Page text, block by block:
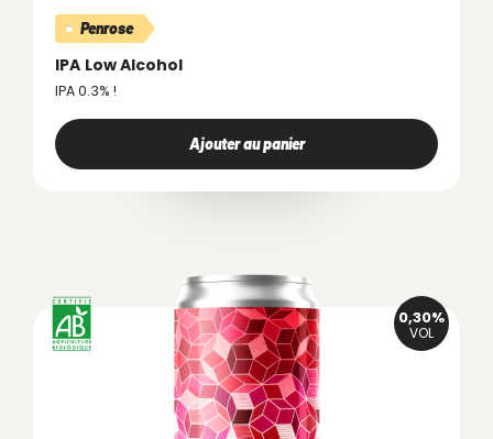
Penrose
IPA Low Alcohol
IPA 0.3% !
Ajouter au panier
0,30%
VOL